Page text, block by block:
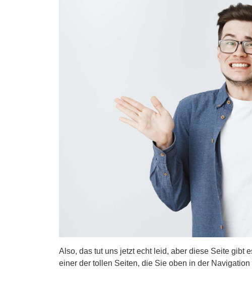
Also, das tut uns jetzt echt leid, aber diese Seite gibt
einer der tollen Seiten, die Sie oben in der Navigation